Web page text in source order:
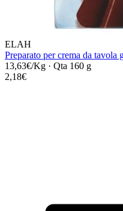
ELAH
Preparato per crema da tavola
13,63€/Kg · Qta 160 g
2,18€